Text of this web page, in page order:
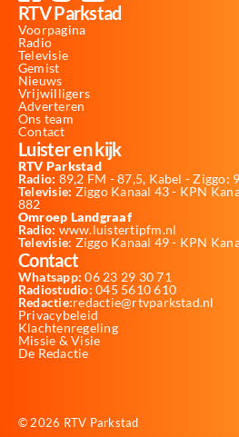
RTV Parkstad
Voorpagina
Radio
Televisie
Gemist
Nieuws
Vrijwilligers
Adverteren
Ons team
Contact
Luister en kijk
RTV Parkstad
Radio: 89,2 FM - 87,5, Kabel - Ziggo:
Televisie: Ziggo Kanaal 43 - KPN
882
Omroep Landgraaf
Radio: www.luistertipfm.nl
Televisie: Ziggo Kanaal 49 - KPN
Contact
Whatsapp: 06 23 29 30 71
Radiostudio: 045 5610 610
Redactie:redactie@rtvparkstad.nl
Privacybeleid
Klachtenregeling
Missie & Visie
De Redactie
© 2026 RTV Parkstad